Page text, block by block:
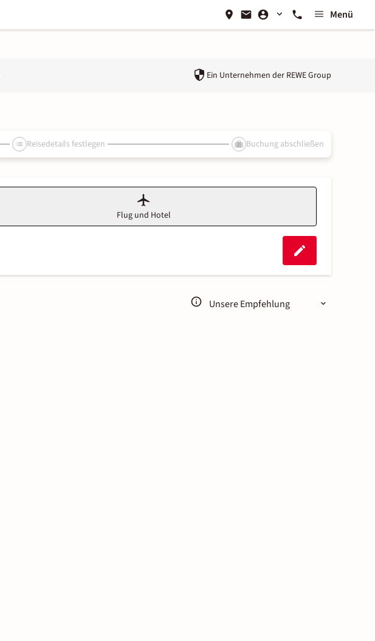
Menü
Ein Unternehmen der REWE Group
Reisedetails festlegen Buchung abschließen
Flug und Hotel